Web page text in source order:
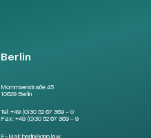
Berlin
Mommsenstraße 45
10629 Berlin
Tel: +49 (0)30 52 67 369 – 0
Fax: +49 (0)30 52 67 369 – 9